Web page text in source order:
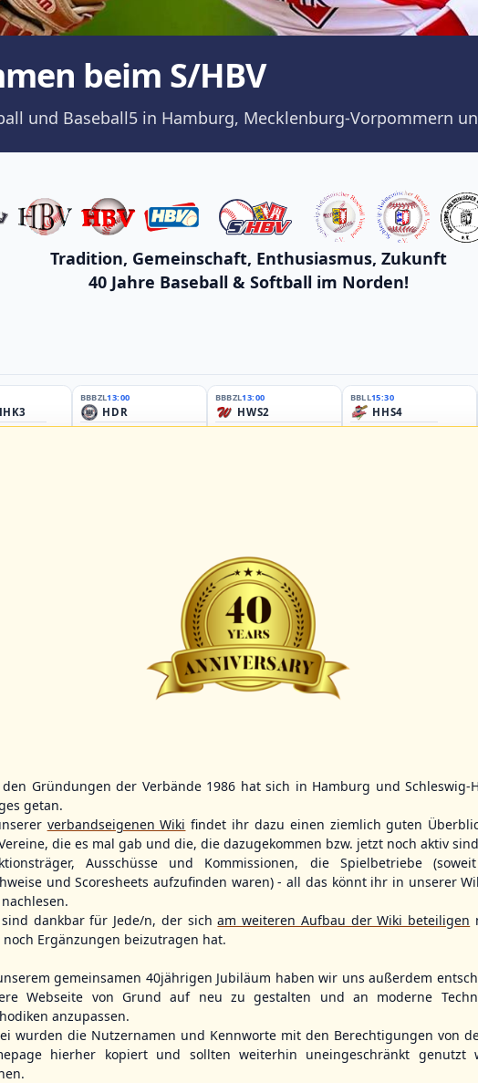
beim S/HBV
und Baseball5 in Hamburg, Mecklenburg-Vorpommern
Tradition, Gemeinschaft, Enthusiasmus, Zukunft
40 Jahre Baseball & Softball im Norden!
BBBZL13:00
HDR
BBBZL13:00
HWS2
BBLL15:30
HHS4
2026 - Group Germany
Box-Score
Greece
European
B Pool 2026 - Group
WBSC Europe
11:30 Uhr(€) Box-Score
Switzerland vs. Israel
U-23 Baseball European
Championship B Pool 2026 - Group
Spain
WBSC Europe
12:00 Uhr(€)
Poland vs. Sweden
U-23 Baseball
Championship B Pool
Germany
den Gründungen der Verbände 1986 hat sich in Hamburg und Schleswig-
getan.
verbandseigenen Wiki findet ihr dazu einen ziemlich guten
die es mal gab und die, die dazugekommen bzw. jetzt noch aktiv
Ausschüsse und Kommissionen, die Spielbetriebe
und Scoresheets aufzufinden waren) - all das könnt ihr in unserer
dankbar für Jede/n, der sicham weiteren Aufbau der Wiki beteiligen
noch Ergänzungen beizutragen hat.
gemeinsamen 40jährigen Jubiläum haben wir uns außerdem
Webseite von Grund auf neu zu gestalten und an moderne
anzupassen.
wurden die Nutzernamen und Kennworte mit den Berechtigungen von
hierher kopiert und sollten weiterhin uneingeschränkt genutzt